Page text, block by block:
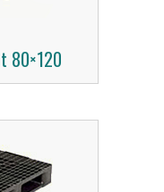
80×120